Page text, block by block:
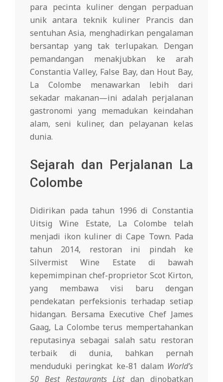
para pecinta kuliner dengan perpaduan
unik antara teknik kuliner Prancis dan
sentuhan Asia, menghadirkan pengalaman
bersantap yang tak terlupakan. Dengan
pemandangan menakjubkan ke arah
Constantia Valley, False Bay, dan Hout Bay,
La Colombe menawarkan lebih dari
sekadar makanan—ini adalah perjalanan
gastronomi yang memadukan keindahan
alam, seni kuliner, dan pelayanan kelas
dunia.
Sejarah dan Perjalanan La
Colombe
Didirikan pada tahun 1996 di Constantia
Uitsig Wine Estate, La Colombe telah
menjadi ikon kuliner di Cape Town. Pada
tahun 2014, restoran ini pindah ke
Silvermist Wine Estate di bawah
kepemimpinan chef-proprietor Scot Kirton,
yang membawa visi baru dengan
pendekatan perfeksionis terhadap setiap
hidangan. Bersama Executive Chef James
Gaag, La Colombe terus mempertahankan
reputasinya sebagai salah satu restoran
terbaik di dunia, bahkan pernah
menduduki peringkat ke-81 dalam World’s
50 Best Restaurants Listdan dinobatkan